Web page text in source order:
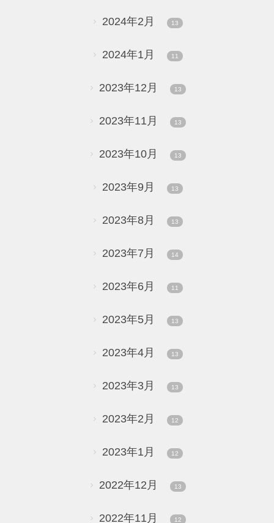
2024年2月 13
2024年1月 11
2023年12月 13
2023年11月 13
2023年10月 13
2023年9月 13
2023年8月 13
2023年7月 14
2023年6月 11
2023年5月 13
2023年4月 13
2023年3月 13
2023年2月 12
2023年1月 12
2022年12月 13
2022年11月 12